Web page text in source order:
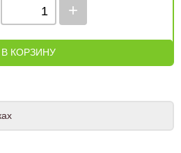
+
В КОРЗИНУ